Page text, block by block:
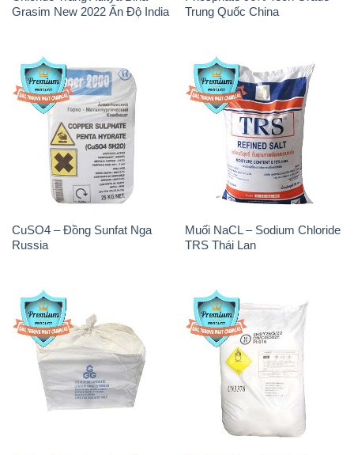
Grasim New 2022 Ấn Độ India
Trung Quốc China
CuSO4 – Đồng Sunfat Nga
Russia
Muối NaCL – Sodium Chloride
TRS Thái Lan